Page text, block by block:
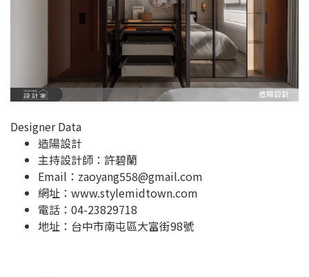
Designer Data
造陽設計
主持設計師：許碧蘭
Email： zaoyang558@gmail.com
網址： www.stylemidtown.com
電話：04-23829718
地址： 台中市南屯區大富街98號